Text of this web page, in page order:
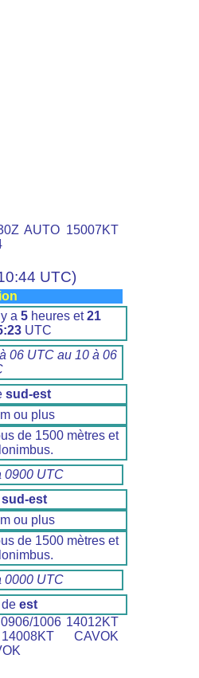
AUTO 15007KT
UTC)
a 5 heures et21
UTC
06 UTC au 10 à 06
sud-est
ou plus
de 1500 mètres et
0900 UTC
sud-est
ou plus
de 1500 mètres et
0000 UTC
est
1006 14012KT
CAVOK